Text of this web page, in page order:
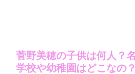
菅野美穂の子供は何人？
学校や幼稚園はどこなの？